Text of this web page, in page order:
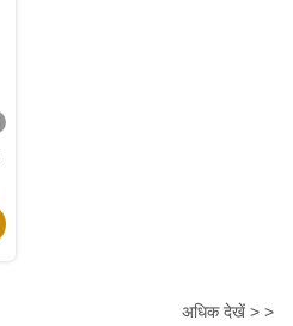
अधिक देखें > >